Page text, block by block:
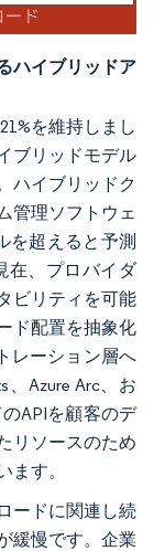
ハイブリッドア
を維持しまし
ブリッドモデル
ハイブリッドク
管理ソフトウェ
を超えると予測
在、プロバイダ
ビリティを可能
ド配置を抽象化
レーション層へ
Azure Arc、お
APIを顧客のデ
リソースのため
す。
ードに関連し続
緩慢です。企業